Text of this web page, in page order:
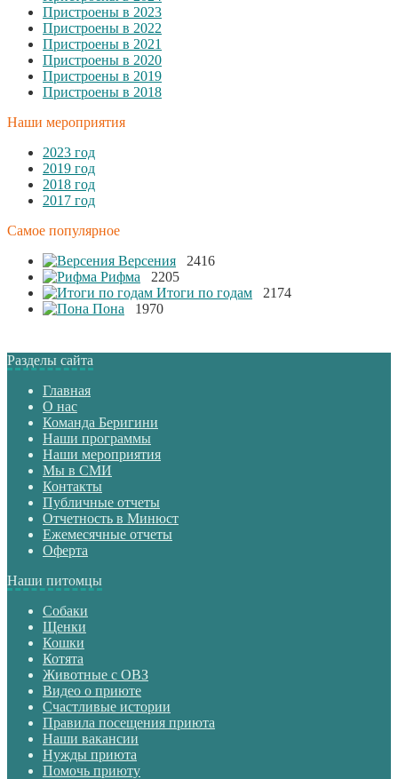
Пристроены в 2023
Пристроены в 2022
Пристроены в 2021
Пристроены в 2020
Пристроены в 2019
Пристроены в 2018
Наши мероприятия
2023 год
2019 год
2018 год
2017 год
Самое популярное
Версения
2416
Рифма
2205
Итоги по годам
2174
Пона
1970
Разделы сайта
Главная
О нас
Команда Беригини
Наши программы
Наши мероприятия
Мы в СМИ
Контакты
Публичные отчеты
Отчетность в Минюст
Ежемесячные отчеты
Оферта
Наши питомцы
Собаки
Щенки
Кошки
Котята
Животные с ОВЗ
Видео о приюте
Счастливые истории
Правила посещения приюта
Наши вакансии
Нужды приюта
Помочь приюту